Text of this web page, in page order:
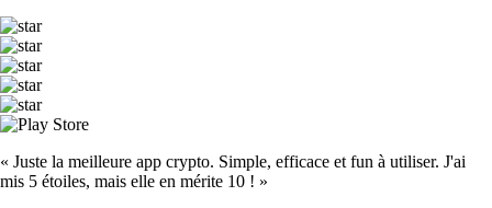
« Juste la meilleure app crypto. Simple, efficace et fun à utiliser. J'ai
mis 5 étoiles, mais elle en mérite 10 ! »